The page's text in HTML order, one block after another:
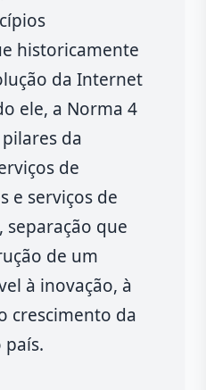
historicamente
da Internet
ele, a Norma 4
da
de
e serviços de
que
de um
à inovação, à
crescimento da
país.